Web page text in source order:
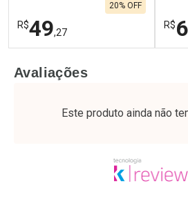
R$49,27
20% OFF
Laboratório
Por Menos
R$
Avaliações
Este produto ainda não